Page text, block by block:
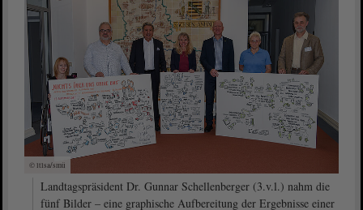
© ltlsa/smü
Landtagspräsident Dr. Gunnar Schellenberger (3.v.l.) nahm die
fünf Bilder – eine graphische Aufbereitung der Ergebnisse einer